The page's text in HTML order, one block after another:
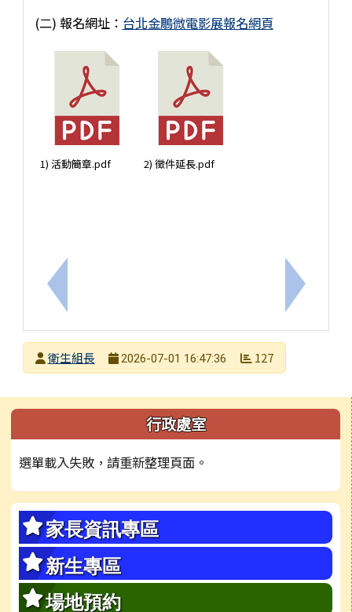
上一筆：檢送2026第五屆「關懷動物文學獎」活動
(二) 報名網址： 台北金鵰微電影展報名網頁
1) 活動簡章.pdf 2) 徵件延長.pdf
下一筆：
發布者
衛生組長
2026-07-01 16:47:36 127
左邊區域內容 行政處室
選單載入失敗，請重新整理頁面。
家長資訊專區
新生專區
場地預約